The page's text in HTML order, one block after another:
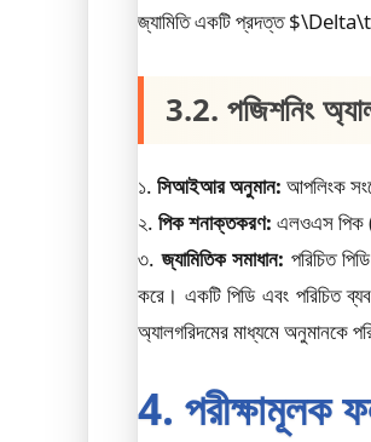
জ্যামিতি একটি প্রদত্ত
3.2. পজিশনিং
১. সিআইআর অনুমান: আপলিংক
২. পিক শনাক্তকরণ: এলওএস পিক
৩.জ্যামিতিক সমাধান: পরিচিত
করে। একটি পিডি এবং পরিচিত
অ্যালগরিদমের মাধ্যমে অনুমানকে
4. পরীক্ষামূলক